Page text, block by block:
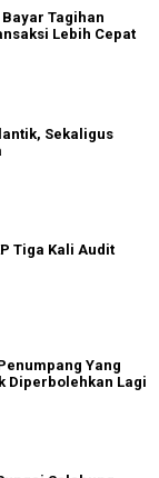
Tagihan
Lebih Cepat
Sekaligus
Tiga Kali Audit
Yang
Diperbolehkan Lagi